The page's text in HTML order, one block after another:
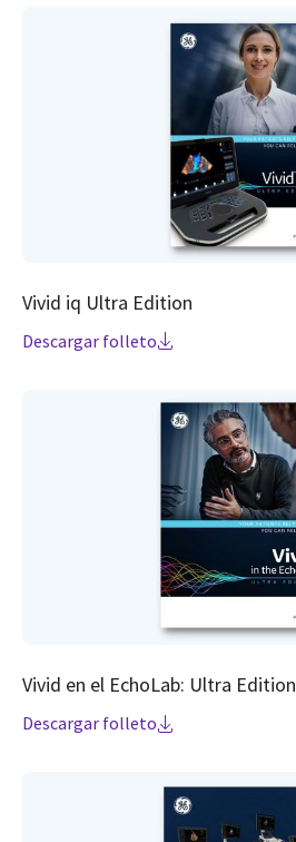
Vivid iq Ultra Edition
Descargar folleto
Vivid en el EchoLab: Ultra Edition
Descargar folleto